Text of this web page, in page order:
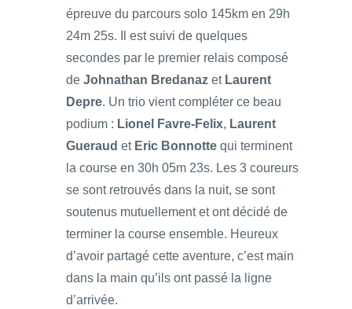
épreuve du parcours solo 145km en 29h
24m 25s. Il est suivi de quelques
secondes par le premier relais composé
de Johnathan Bredanaz et Laurent
Depre. Un trio vient compléter ce beau
podium : Lionel Favre-Felix, Laurent
Gueraud et Eric Bonnotte qui terminent
la course en 30h 05m 23s. Les 3 coureurs
se sont retrouvés dans la nuit, se sont
soutenus mutuellement et ont décidé de
terminer la course ensemble. Heureux
d’avoir partagé cette aventure, c’est main
dans la main qu’ils ont passé la ligne
d’arrivée.